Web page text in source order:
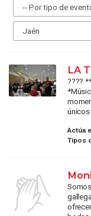
LA
????
únicos
Actúa
Tipos